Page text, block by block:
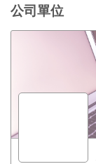
公司單位